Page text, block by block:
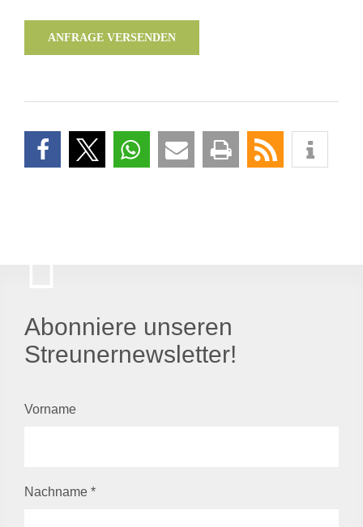
ANFRAGE VERSENDEN
Abonniere unseren
Streunernewsletter!
Vorname
Nachname *